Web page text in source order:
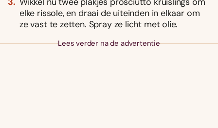
elke rissole, en draai de uiteinden in elkaar om
ze vast te zetten. Spray ze licht met olie.
Lees verder na de advertentie